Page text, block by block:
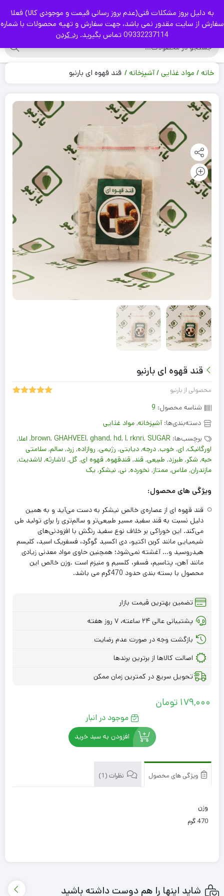
به دلیل بروز مشکلات فنی(عدم بروز رسانی قیمت و موجودی کالا) فعلا
سفارش از سایت مقدور نمی باشد، جهت سفارش و تهیه محصولات با شماره
09332237114 تماس بگیرید.
رد کردن
|
خانه مواد غذایی آشپزخانه قند قهوه ای بارنبو
قند قهوه ای بارنبو
محصولی از بارنبو
شناسه محصول: 9
دسته‌بندی‌ها:آشپزخانه, مواد غذایی
برچسب‌ها:
brown, GHAHVEEI, ghand, hd, I, rknri, SUGAR
, اعلا,
اورگانیک, ای, خوب, درجه, دیابتی, رژیمی, روازاده, زرد, سالم, سلامتی
حبه, شکر, طبرزد, طبیعی, قند, قندقهوه, قهوه ای, گل, لاشارثه, لاشدیث,
مازندران, ملاس, ممتاز, نخورده, نی, نیشکر, یک
ویژگی های محصول:
قند قهوه‌ ای از عصاره‌ی خالص نیشکر به ‌دست می‌آید و به‌ همین
دلیل نسبت به قند سفید مسیر طبیعی‌تر و سالم‌تری را برای تولید طی
می‌کند. این خوراکی بر خلاف نوع سفید رنگش با افزودنی‌های
شیمیایی مانند کربن اکتیو، دی اکسید گوگرد، فسفریک اسید، کلیسم
هیدروسید و… آغشته نمی‌شود؛ همچنین حاوی مواد معدنی زیادی
مانند آهن، پتاسیم، فسفر، کلسیم و منیزم است .وزن خالص این
محصول با بسته بندی حدود 470گرم می باشد.
تضمین بهترین قیمت بازار
پشتیبانی عالی ۲۴ ساعته، ۷ روز هفته
بازگشت وجه در صورت عدم رضایت
اصالت کالاها از برترین برندها
تحویل سریع در کمترین زمان ممکن
179,000 تومان
موجود در انبار
افزودن به سبد خرید
ویژگی های محصول نظرات (1)
وزن
470 گرم
شاید اینها را هم دوست داشته باشید